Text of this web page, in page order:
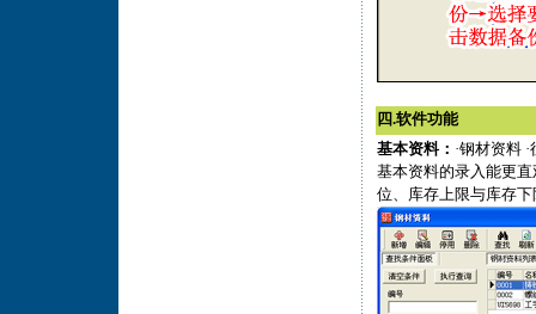
四.软件功能
基本资料： ·钢材资料
基本资料的录入能更
位、库存上限与库存下